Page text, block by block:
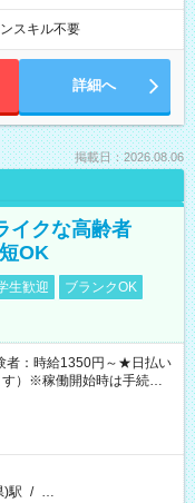
スキル不要
詳細へ
掲載日：2026.08.06
イクな高齢者
OK
生歓迎
ブランクOK
：時給1350円～★日払い
）※稼働開始時は手続き完
)駅 / …